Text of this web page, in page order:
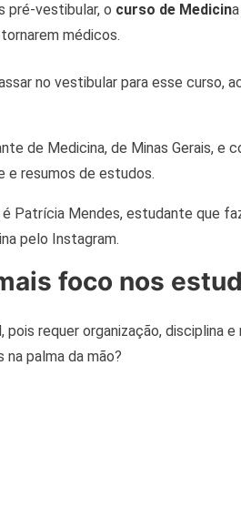
pré-vestibular, o curso de Medicin
médicos.
no vestibular para esse curso,
de Medicina, de Minas Gerais, e
e resumos de estudos.
Patrícia Mendes, estudante que
pelo Instagram.
foco nos
requer organização, disciplina
palma da mão?